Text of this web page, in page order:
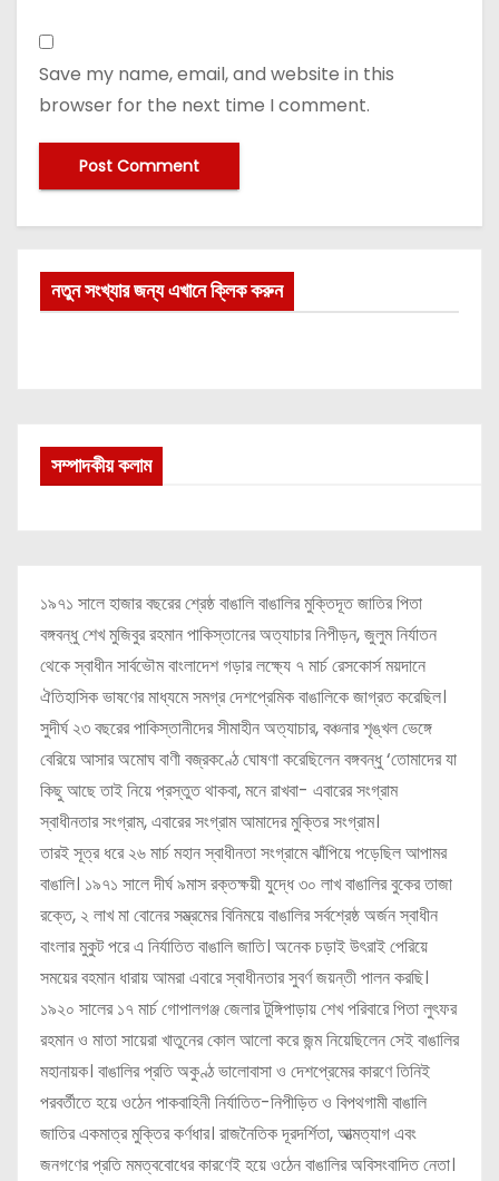
Save my name, email, and website in this
browser for the next time I comment.
নতুন সংখ্যার জন্য এখানে ক্লিক করুন
সম্পাদকীয় কলাম
১৯৭১ সালে হাজার বছরের শ্রেষ্ঠ বাঙালি বাঙালির মুক্তিদূত জাতির পিতা
বঙ্গবন্ধু শেখ মুজিবুর রহমান পাকিস্তানের অত্যাচার নিপীড়ন, জুলুম নির্যাতন
থেকে স্বাধীন সার্বভৌম বাংলাদেশ গড়ার লক্ষ্যে ৭ মার্চ রেসকোর্স ময়দানে
ঐতিহাসিক ভাষণের মাধ্যমে সমগ্র দেশপ্রেমিক বাঙালিকে জাগ্রত করেছিল।
সুদীর্ঘ ২৩ বছরের পাকিস্তানীদের সীমাহীন অত্যাচার, বঞ্চনার শৃঙ্খল ভেঙ্গে
বেরিয়ে আসার অমোঘ বাণী বজ্রকণ্ঠে ঘোষণা করেছিলেন বঙ্গবন্ধু ‘তোমাদের যা
কিছু আছে তাই নিয়ে প্রস্তুত থাকবা, মনে রাখবা- এবারের সংগ্রাম
স্বাধীনতার সংগ্রাম, এবারের সংগ্রাম আমাদের মুক্তির সংগ্রাম।
তারই সূত্র ধরে ২৬ মার্চ মহান স্বাধীনতা সংগ্রামে ঝাঁপিয়ে পড়েছিল আপামর
বাঙালি। ১৯৭১ সালে দীর্ঘ ৯মাস রক্তক্ষয়ী যুদ্ধে ৩০ লাখ বাঙালির বুকের তাজা
রক্তে, ২ লাখ মা বোনের সম্ভ্রমের বিনিময়ে বাঙালির সর্বশ্রেষ্ঠ অর্জন স্বাধীন
বাংলার মুকুট পরে এ নির্যাতিত বাঙালি জাতি। অনেক চড়াই উৎরাই পেরিয়ে
সময়ের বহমান ধারায় আমরা এবারে স্বাধীনতার সুবর্ণ জয়ন্তী পালন করছি।
১৯২০ সালের ১৭ মার্চ গোপালগঞ্জ জেলার টুঙ্গিপাড়ায় শেখ পরিবারে পিতা লুৎফর
রহমান ও মাতা সায়েরা খাতুনের কোল আলো করে জন্ম নিয়েছিলেন সেই বাঙালির
মহানায়ক। বাঙালির প্রতি অকুণ্ঠ ভালোবাসা ও দেশপ্রেমের কারণে তিনিই
পরবর্তীতে হয়ে ওঠেন পাকবাহিনী নির্যাতিত-নিপীড়িত ও বিপথগামী বাঙালি
জাতির একমাত্র মুক্তির কর্ণধার। রাজনৈতিক দূরদর্শিতা, আত্মত্যাগ এবং
জনগণের প্রতি মমত্ববোধের কারণেই হয়ে ওঠেন বাঙালির অবিসংবাদিত নেতা।